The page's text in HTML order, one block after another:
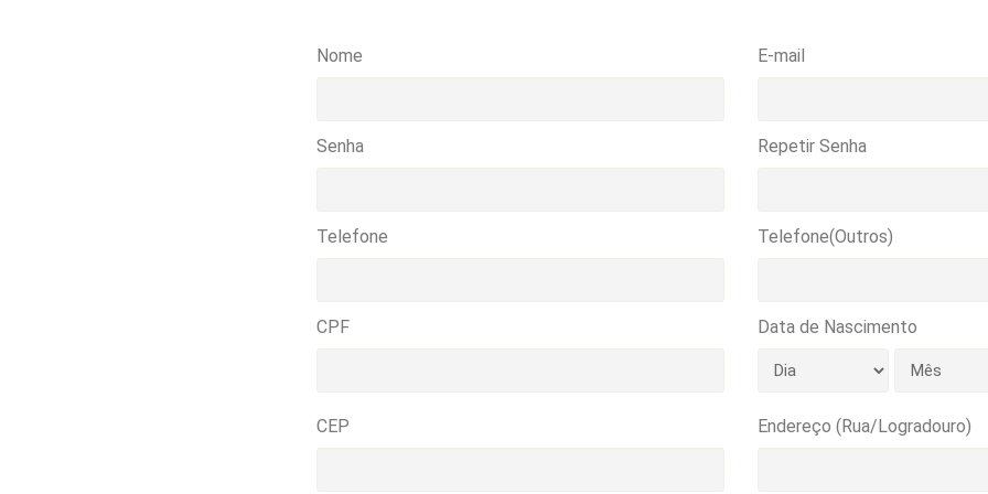
Nome E-mail
Senha Repetir Senha
Telefone Telefone(Outros)
CPF Data de Nascimento
CEP Endereço (Rua/Logradouro)